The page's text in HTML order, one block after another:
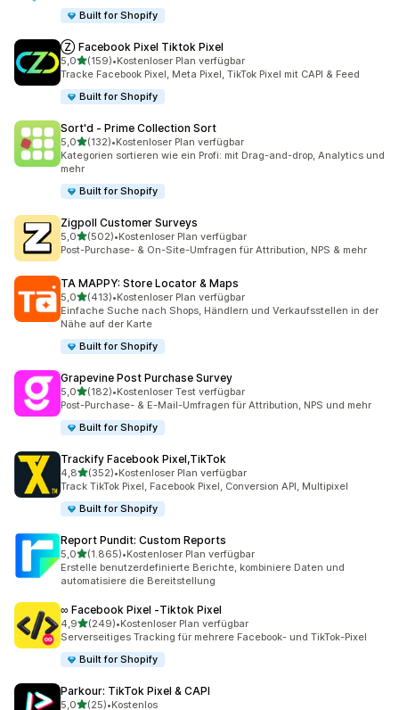
Built for Shopify
Ⓩ Facebook Pixel Tiktok Pixel
5,0von 5 Sternen
(159)
159 Rezensionen insgesamt
•Kostenloser Plan verfügbar
Tracke Facebook Pixel, Meta Pixel, TikTok Pixel mit CAPI & Feed
Built for Shopify
Sort'd ‑ Prime Collection Sort
5,0von 5 Sternen
(132)
132 Rezensionen insgesamt
•Kostenloser Plan verfügbar
Kategorien sortieren wie ein Profi: mit Drag-and-drop, Analytics und
mehr
Built for Shopify
Zigpoll Customer Surveys
5,0von 5 Sternen
(502)
502 Rezensionen insgesamt
•Kostenloser Plan verfügbar
Post-Purchase- & On-Site-Umfragen für Attribution, NPS & mehr
TA MAPPY: Store Locator & Maps
5,0von 5 Sternen
(413)
413 Rezensionen insgesamt
•Kostenloser Plan verfügbar
Einfache Suche nach Shops, Händlern und Verkaufsstellen in der
Nähe auf der Karte
Built for Shopify
Grapevine Post Purchase Survey
5,0von 5 Sternen
(182)
182 Rezensionen insgesamt
•Kostenloser Test verfügbar
Post-Purchase- & E-Mail-Umfragen für Attribution, NPS und mehr
Built for Shopify
Trackify Facebook Pixel,TikTok
4,8von 5 Sternen
(352)
352 Rezensionen insgesamt
•Kostenloser Plan verfügbar
Track TikTok Pixel, Facebook Pixel, Conversion API, Multipixel
Built for Shopify
Report Pundit: Custom Reports
5,0von 5 Sternen
(1.865)
1865 Rezensionen insgesamt
•Kostenloser Plan verfügbar
Erstelle benutzerdefinierte Berichte, kombiniere Daten und
automatisiere die Bereitstellung
∞ Facebook Pixel ‑Tiktok Pixel
4,9von 5 Sternen
(249)
249 Rezensionen insgesamt
•Kostenloser Plan verfügbar
Serverseitiges Tracking für mehrere Facebook- und TikTok-Pixel
Built for Shopify
Parkour: TikTok Pixel & CAPI
5,0von 5 Sternen
(25)•Kostenlos